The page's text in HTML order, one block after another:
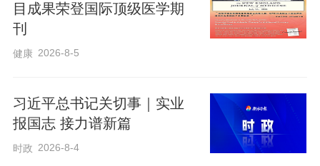
新、关心关怀科技人才，指出“我国科技队
伍蕴藏着巨大创新潜能，关键是要通过深
化科技体制改革把这种潜能有效释放出
败”到“创新不问出身，英雄不论出处”，
从“不能让繁文缛节把科学家的手脚捆死
了”到“大力破除论资排辈、圈子文化”，习
目成果荣登国际顶级医学期
刊
健康 2026-8-5
习近平总书记关切事｜实业
报国志 接力谱新篇
时政 2026-8-4